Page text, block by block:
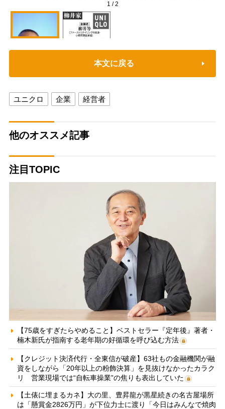
1 /2
本文に戻る
ユニクロ 企業 経営者
他のオススメ記事
注目TOPIC
【75歳をすぎたらやめること】ベストセラー『定年後』著者・
楠木新氏が指南する老年期の好循環を呼び込む方法
【クレジット決済代行・全東信が破産】63社もの金融機関が融
資をしながら「20年以上の粉飾決算」を見抜けなかったカラク
リ 営業現場では“自転車操業”の焦りも表出していた
【土俵に埋まるカネ】大の里、豊昇龍が黒星続きの名古屋場所
は「懸賞金2826万円」が下位力士に渡り「今日はみんなで焼肉